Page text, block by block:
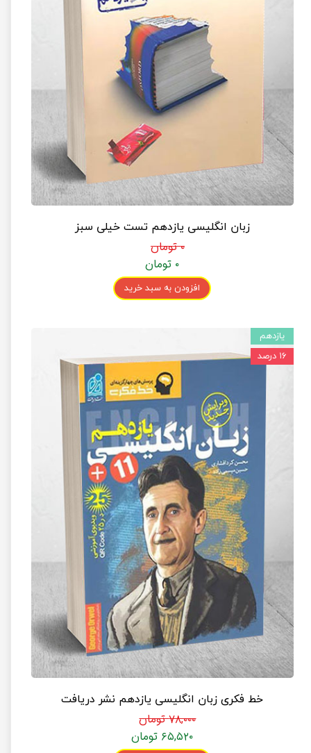
زبان انگلیسی یازدهم تست خیلی سبز
۰ تومان
۰ تومان
افزودن به سبد خرید
خط فکری زبان انگلیسی یازدهم نشر دریافت
۷۸,۰۰۰ تومان
۶۵,۵۲۰ تومان
یازدهم
۱۶ درصد